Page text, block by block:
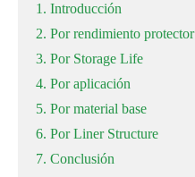
1. Introducción
2. Por rendimiento protector
3. Por Storage Life
4. Por aplicación
5. Por material base
6. Por Liner Structure
7. Conclusión